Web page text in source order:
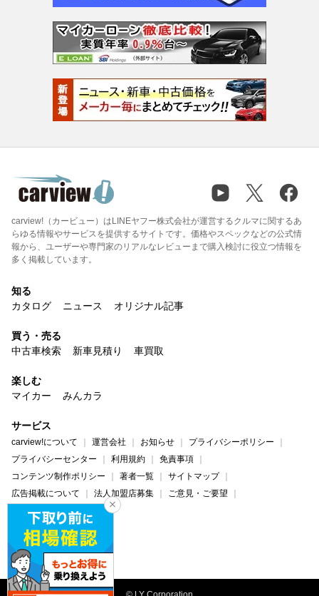
carview!（カービュー）はLINEヤフー株式会社が運営するクルマに関するあ
らゆる情報やサービスを提供するサイトです。価格やスペックなどの公式情
報から、ユーザーや専門家のリアルなレビューまで購入検討に役立つ情報を
多く掲載しています。
知る
カタログ
ニュース オリジナル記事
買う・売る
中古車検索
新車見積り 車買取
楽しむ
マイカー
みんカラ
サービス
carview!について 運営会社 お知らせ
プライバシーポリシー
プライバシーセンター
利用規約
免責事項
コンテンツ制作ポリシー
著者一覧
サイトマップ
広告掲載について
法人加盟店募集
ご意見・ご要望
ヘルプ・お問い合わせ
carview! Yahoo! JAPAN